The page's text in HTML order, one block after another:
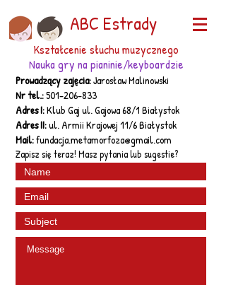
ABC Estrady
Kształcenie słuchu muzycznego
Nauka gry na pianinie/keyboardzie
Prowadzący zajęcia:Jarosław Malinowski
Nr tel.:501-206-833
Adres I:Klub Gaj ul. Gajowa 68/1 Białystok
Adres II:ul. Armii Krajowej 11/6 Białystok
Mail:fundacja.metamorfoza@gmail.com
Zapisz się teraz! Masz pytania lub sugestie?